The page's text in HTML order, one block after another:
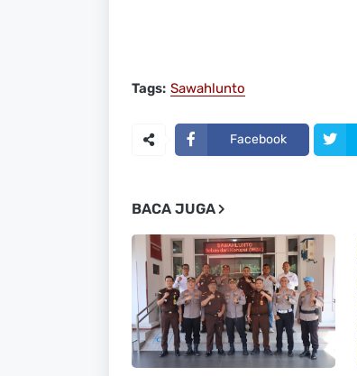
Tags: Sawahlunto
Facebook
BACA JUGA